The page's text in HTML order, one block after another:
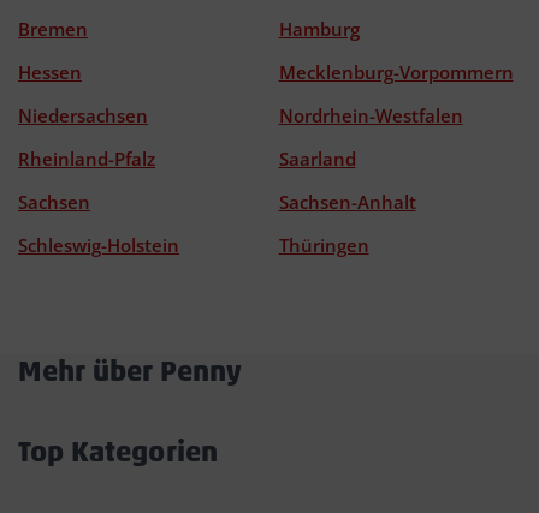
Bremen
Hamburg
Hessen
Mecklenburg-Vorpommern
Niedersachsen
Nordrhein-Westfalen
Rheinland-Pfalz
Saarland
Sachsen
Sachsen-Anhalt
Schleswig-Holstein
Thüringen
Mehr über Penny
Top Kategorien